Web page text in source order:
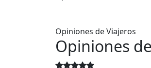
Opiniones de Viajeros
Opiniones